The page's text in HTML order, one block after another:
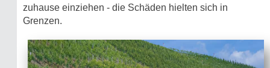
zuhause einziehen - die Schäden hielten sich in
Grenzen.